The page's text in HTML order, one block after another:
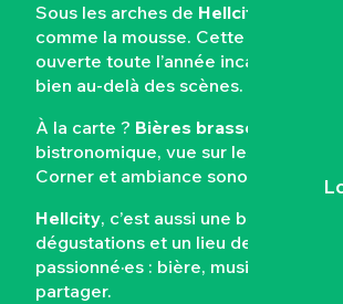
Sous les arches de Hellcity
, le rock
comme la mousse. Cette brasserie
ouverte toute l’année incarne
bien au-delà des scènes.
À la carte ? Bières brassées sur
bistronomique, vue sur les
Corner et ambiance sonore
Hellcity, c’est aussi une boutique, des
dégustations et un lieu de vie pour les
passionné·es : bière, musique et
partager.